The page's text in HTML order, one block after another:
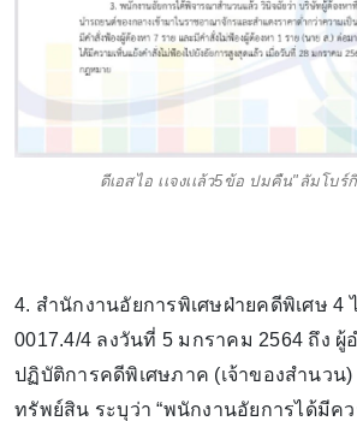
ดีเอสไอ เเจงเเล้ว5ข้อ ปมคืน"ลัมโบร์
4. สำนักงานอัยการพิเศษฝ่ายคดีพิเศษ 4
0017.4/4 ลงวันที่ 5 มกราคม 2564 ถึง ผู้
ปฏิบัติการคดีพิเศษภาค (เจ้าของสำนวน)
ทรัพย์สิน ระบุว่า “พนักงานอัยการได้มีค